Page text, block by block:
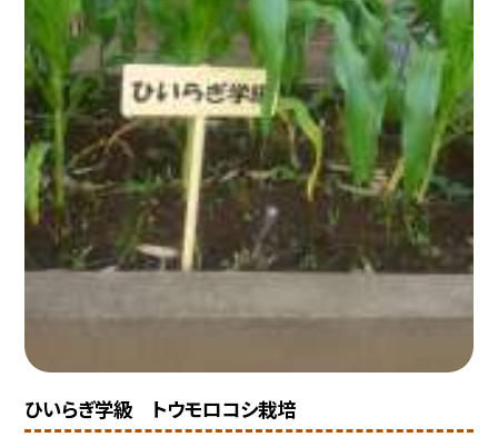
ひいらぎ学級 トウモロコシ栽培